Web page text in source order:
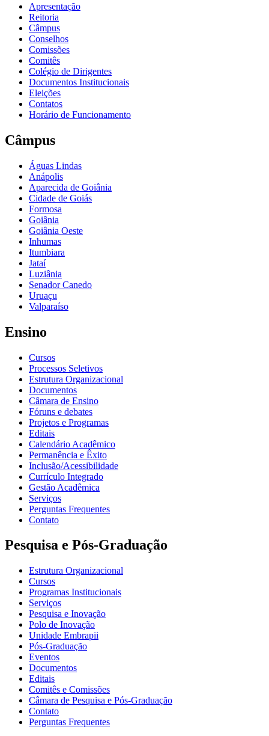
Apresentação
Reitoria
Câmpus
Conselhos
Comissões
Comitês
Colégio de Dirigentes
Documentos Institucionais
Eleições
Contatos
Horário de Funcionamento
Câmpus
Águas Lindas
Anápolis
Aparecida de Goiânia
Cidade de Goiás
Formosa
Goiânia
Goiânia Oeste
Inhumas
Itumbiara
Jataí
Luziânia
Senador Canedo
Uruaçu
Valparaíso
Ensino
Cursos
Processos Seletivos
Estrutura Organizacional
Documentos
Câmara de Ensino
Fóruns e debates
Projetos e Programas
Editais
Calendário Acadêmico
Permanência e Êxito
Inclusão/Acessibilidade
Currículo Integrado
Gestão Acadêmica
Serviços
Perguntas Frequentes
Contato
Pesquisa e Pós-Graduação
Estrutura Organizacional
Cursos
Programas Institucionais
Serviços
Pesquisa e Inovação
Polo de Inovação
Unidade Embrapii
Pós-Graduação
Eventos
Documentos
Editais
Comitês e Comissões
Câmara de Pesquisa e Pós-Graduação
Contato
Perguntas Frequentes